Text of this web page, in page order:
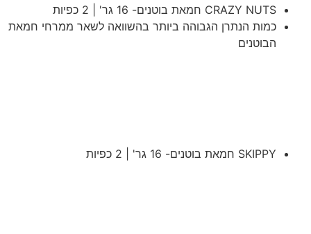
CRAZY NUTS חמאת בוטנים- 16 גר' | 2 כפיות
כמות הנתרן הגבוהה ביותר בהשוואה לשאר ממרחי חמאת
הבוטנים
SKIPPY חמאת בוטנים- 16 גר' | 2 כפיות